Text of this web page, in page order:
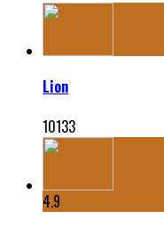
Lion
10133
4.9